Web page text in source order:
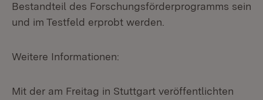
Bestandteil des Forschungsförderprogramms sein
und im Testfeld erprobt werden.
Weitere Informationen:
Mit der am Freitag in Stuttgart veröffentlichten